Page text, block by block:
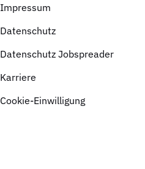
Impressum
Datenschutz
Datenschutz Jobspreader
Karriere
Cookie-Einwilligung